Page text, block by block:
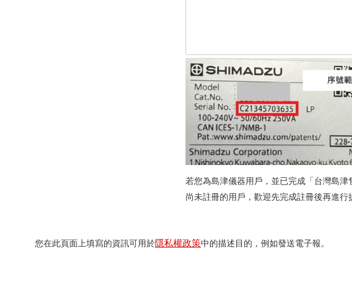
若您為島津儀器用戶，並已完成「台灣島津
尚未註冊的用戶，歡迎先完成註冊後再進行
您在此頁面上填寫的資訊可用於隱私權政策中的描述目的，例如發送電子報。